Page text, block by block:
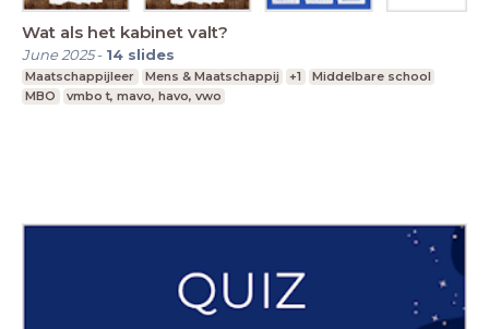
Wat als het kabinet valt?
June 2025- 14 slides
Maatschappijleer Mens & Maatschappij +1
Middelbare school
MBO
vmbo t, mavo, havo, vwo